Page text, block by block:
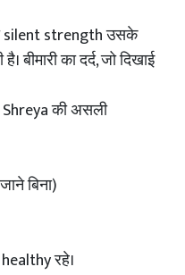
silent strength उसके
बीमारी का दर्द, जो दिखाई
की असली
बिना)
रहे।